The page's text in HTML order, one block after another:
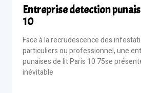
Entreprise detection
10
Face à la recrudescence des
particuliers ou professionnel, une
punaises de lit Paris 10 75se
inévitable